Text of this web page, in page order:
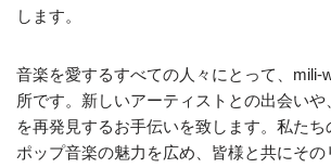
します。
音楽を愛するすべての人々にとって、mili-
所です。新しいアーティストとの出会いや
を再発見するお手伝いを致します。私た
ポップ音楽の魅力を広め、皆様と共にその